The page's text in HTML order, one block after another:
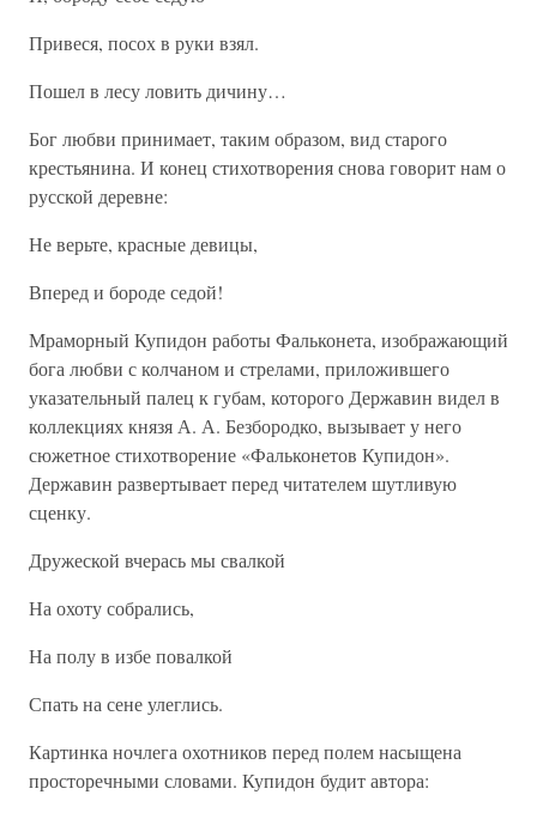
Привеся, посох в руки взял.
Пошел в лесу ловить дичину…
Бог любви принимает, таким образом, вид старого
крестьянина. И конец стихотворения снова говорит нам о
русской деревне:
Не верьте, красные девицы,
Вперед и бороде седой!
Мраморный Купидон работы Фальконета, изображающий
бога любви с колчаном и стрелами, приложившего
указательный палец к губам, которого Державин видел в
коллекциях князя А. А. Безбородко, вызывает у него
сюжетное стихотворение «Фальконетов Купидон».
Державин развертывает перед читателем шутливую
сценку.
Дружеской вчерась мы свалкой
На охоту собрались,
На полу в избе повалкой
Спать на сене улеглись.
Картинка ночлега охотников перед полем насыщена
просторечными словами. Купидон будит автора: